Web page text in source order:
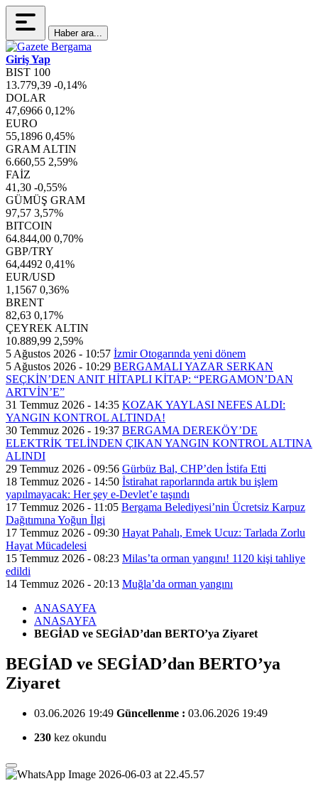
Haber ara...
Giriş Yap
BIST 100
13.779,39 -0,14%
DOLAR
47,6966 0,12%
EURO
55,1896 0,45%
GRAM ALTIN
6.660,55 2,59%
FAİZ
41,30 -0,55%
GÜMÜŞ GRAM
97,57 3,57%
BITCOIN
64.844,00 0,70%
GBP/TRY
64,4492 0,41%
EUR/USD
1,1567 0,36%
BRENT
82,63 0,17%
ÇEYREK ALTIN
10.889,99 2,59%
5 Ağustos 2026 - 10:57 İzmir Otogarında yeni dönem
5 Ağustos 2026 - 10:29 BERGAMALI YAZAR SERKAN
SEÇKİN’DEN ANIT HİTAPLI KİTAP: “PERGAMON’DAN
ARTVİN’E”
31 Temmuz 2026 - 14:35 KOZAK YAYLASI NEFES ALDI:
YANGIN KONTROL ALTINDA!
30 Temmuz 2026 - 19:37 BERGAMA DEREKÖY’DE
ELEKTRİK TELİNDEN ÇIKAN YANGIN KONTROL ALTINA
ALINDI
29 Temmuz 2026 - 09:56 Gürbüz Bal, CHP’den İstifa Etti
18 Temmuz 2026 - 14:50 İstirahat raporlarında artık bu işlem
yapılmayacak: Her şey e-Devlet’e taşındı
17 Temmuz 2026 - 11:05 Bergama Belediyesi’nin Ücretsiz Karpuz
Dağıtımına Yoğun İlgi
17 Temmuz 2026 - 09:30 Hayat Pahalı, Emek Ucuz: Tarlada Zorlu
Hayat Mücadelesi
15 Temmuz 2026 - 08:23 Milas’ta orman yangını! 1120 kişi tahliye
edildi
14 Temmuz 2026 - 20:13 Muğla’da orman yangını
ANASAYFA
ANASAYFA
BEGİAD ve SEGİAD’dan BERTO’ya Ziyaret
BEGİAD ve SEGİAD’dan BERTO’ya
Ziyaret
03.06.2026 19:49 Güncellenme : 03.06.2026 19:49
230 kez okundu